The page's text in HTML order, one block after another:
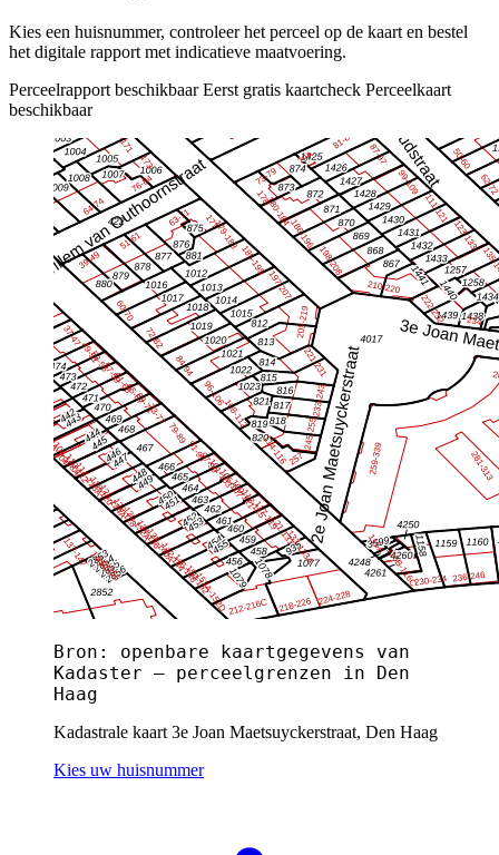
Kies een huisnummer, controleer het perceel op de kaart en bestel
het digitale rapport met indicatieve maatvoering.
Perceelrapport beschikbaar Eerst gratis kaartcheck Perceelkaart
beschikbaar
Bron: openbare kaartgegevens van
Kadaster — perceelgrenzen in Den
Haag
Kadastrale kaart 3e Joan Maetsuyckerstraat, Den Haag
Kies uw huisnummer